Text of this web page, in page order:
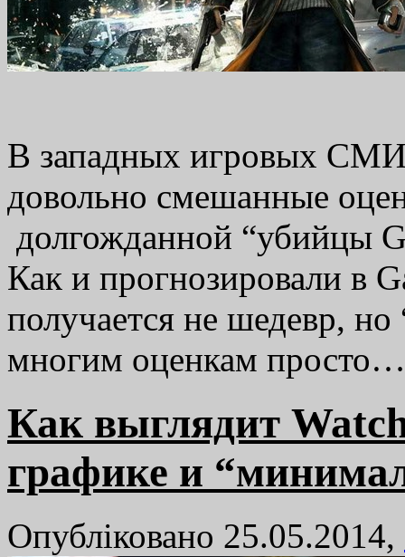
В западных игровых СМИ
довольно смешанные
долгожданной “убийцы
Как и прогнозировали в
получается не шедевр,
многим оценкам
Как выглядит
графике и
Опубліковано 25.05.2014,